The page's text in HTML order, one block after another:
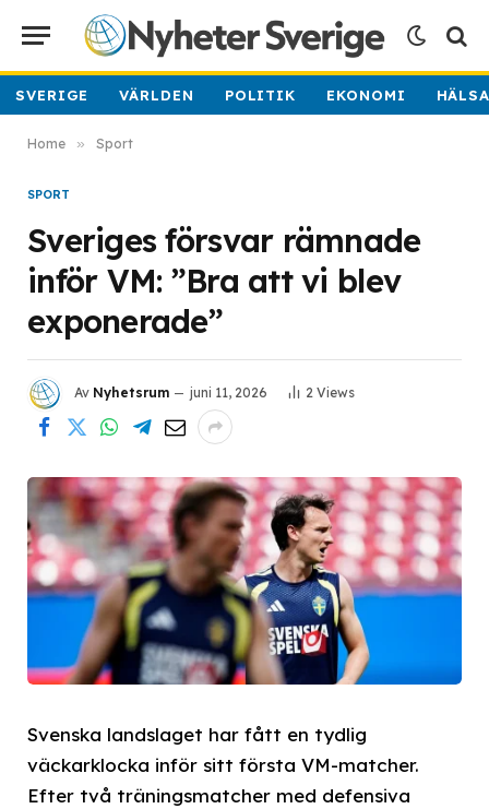
SVERIGE VÄRLDEN POLITIK EKONOMI
Home » Sport
SPORT
Sveriges försvar rämnade
inför VM: ”Bra att vi blev
exponerade”
Av Nyhetsrum juni 11, 2026 2 Views
Svenska landslaget har fått en tydlig
väckarklocka inför sitt första VM-matcher.
Efter två träningsmatcher med defensiva